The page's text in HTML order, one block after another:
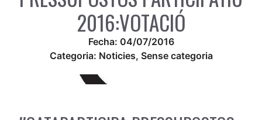
2016:VOTACIÓ
Fecha: 04/07/2016
Categoria: Noticies, Sense categoria